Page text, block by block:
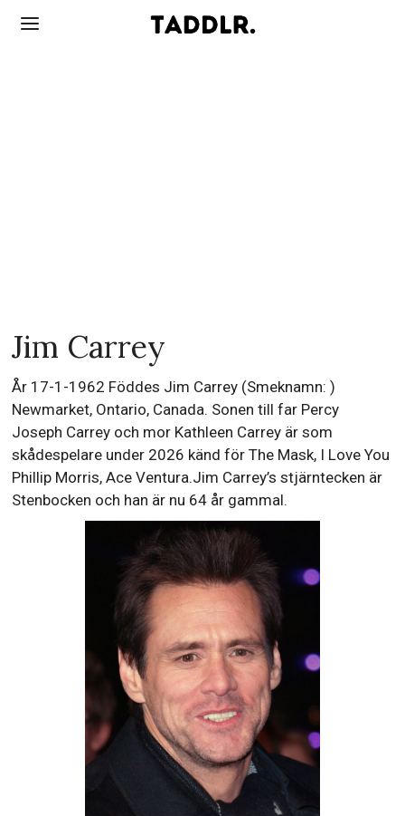
Jim Carrey
År 17-1-1962 Föddes Jim Carrey (Smeknamn: )
Newmarket, Ontario, Canada. Sonen till far Percy
Joseph Carrey och mor Kathleen Carrey är som
skådespelare under 2026 känd för The Mask, I Love You
Phillip Morris, Ace Ventura.Jim Carrey’s stjärntecken är
Stenbocken och han är nu 64 år gammal.